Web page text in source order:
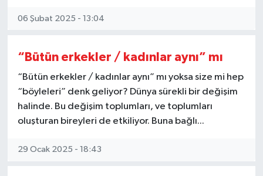
06 Şubat 2025 - 13:04
“Bütün erkekler / kadınlar aynı” mı
“Bütün erkekler / kadınlar aynı” mı yoksa size mi hep
“böyleleri” denk geliyor? Dünya sürekli bir değişim
halinde. Bu değişim toplumları, ve toplumları
oluşturan bireyleri de etkiliyor. Buna bağlı...
29 Ocak 2025 - 18:43
Politika
Spor
Turizm